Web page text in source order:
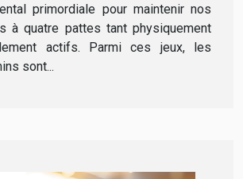
primordiale pour maintenir nos
à quatre pattes tant physiquement
actifs. Parmi ces jeux, les
sont...